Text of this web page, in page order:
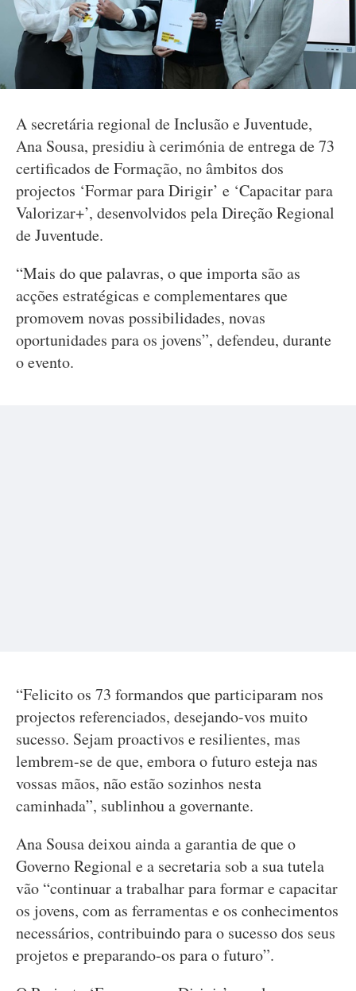
A secretária regional de Inclusão e Juventude,
Ana Sousa, presidiu à cerimónia de entrega de 73
certificados de Formação, no âmbitos dos
projectos ‘Formar para Dirigir’ e ‘Capacitar para
Valorizar+’, desenvolvidos pela Direção Regional
de Juventude.
“Mais do que palavras, o que importa são as
acções estratégicas e complementares que
promovem novas possibilidades, novas
oportunidades para os jovens”, defendeu, durante
o evento.
“Felicito os 73 formandos que participaram nos
projectos referenciados, desejando-vos muito
sucesso. Sejam proactivos e resilientes, mas
lembrem-se de que, embora o futuro esteja nas
vossas mãos, não estão sozinhos nesta
caminhada”, sublinhou a governante.
Ana Sousa deixou ainda a garantia de que o
Governo Regional e a secretaria sob a sua tutela
vão “continuar a trabalhar para formar e capacitar
os jovens, com as ferramentas e os conhecimentos
necessários, contribuindo para o sucesso dos seus
projetos e preparando-os para o futuro”.